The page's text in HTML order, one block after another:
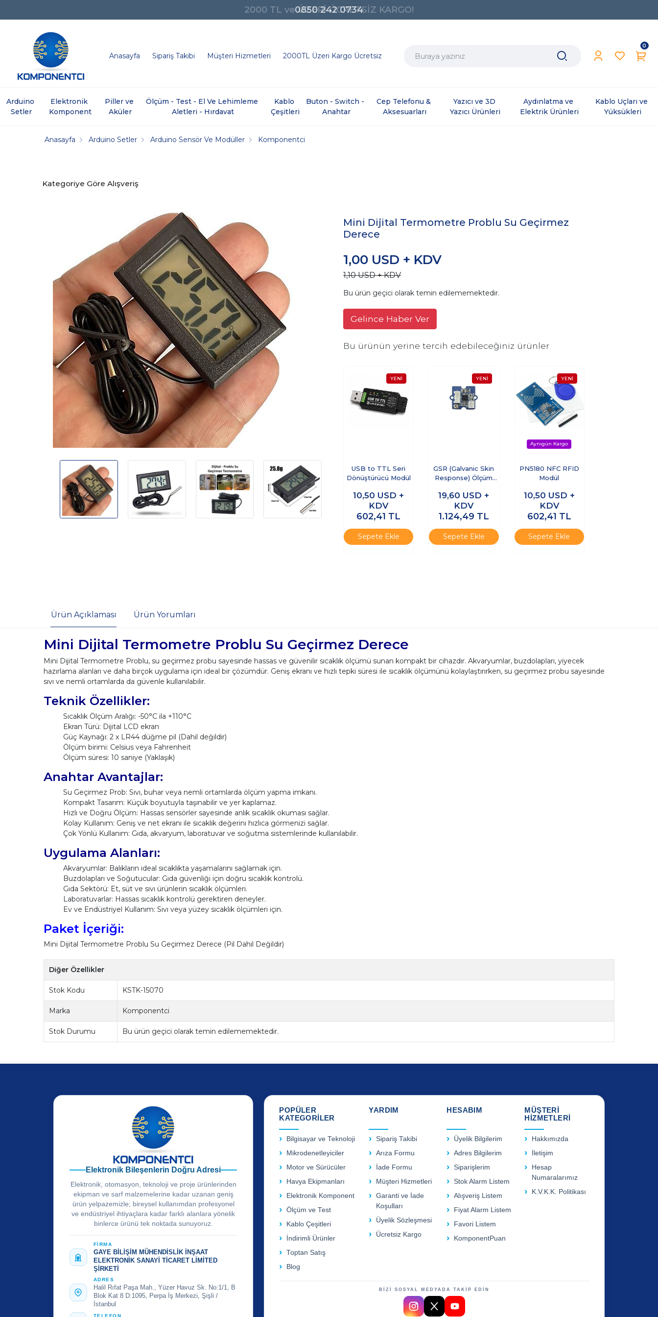
0850 242 0734
Anasayfa Sipariş Takibi Müşteri Hizmetleri 2000TL Üzeri Kargo Ücretsiz
0
Arduino
Setler
Elektronik
Komponent
Piller ve
Aküler
Ölçüm - Test - El Ve Lehimleme
Aletleri - Hırdavat
Kablo
Çeşitleri
Buton - Switch -
Anahtar
Cep Telefonu &
Aksesuarları
Yazıcı ve 3D
Yazıcı Ürünleri
Aydınlatma ve
Elektrik Ürünleri
Kablo Uçları ve
Yüksükleri
Anasayfa Arduino Setler Arduino Sensör Ve Modüller Komponentci
Kategoriye Göre Alışveriş
Mini Dijital Termometre Problu Su Geçirmez
Derece
1,10 USD + KDV
1,00 USD + KDV
Bu ürün geçici olarak temin edilememektedir.
Gelince Haber Ver
Bu ürünün yerine tercih edebileceğiniz ürünler
USB to TTL Seri
Dönüştürücü Modül
10,50 USD +
KDV
602,41 TL
Sepete Ekle
GSR (Galvanic Skin
Response) Ölçüm
Dedektörü
19,60 USD +
KDV
1.124,49 TL
Sepete Ekle
PN5180 NFC RFID
Modül
10,50 USD +
KDV
602,41 TL
Sepete Ekle
Ürün Açıklaması Ürün Yorumları
Mini Dijital Termometre Problu Su Geçirmez Derece
Mini Dijital Termometre Problu, su geçirmez probu sayesinde hassas ve güvenilir sıcaklık ölçümü sunan kompakt bir cihazdır. Akvaryumlar, buzdolapları, yiyecek
hazırlama alanları ve daha birçok uygulama için ideal bir çözümdür. Geniş ekranı ve hızlı tepki süresi ile sıcaklık ölçümünü kolaylaştırırken, su geçirmez probu sayesinde
sıvı ve nemli ortamlarda da güvenle kullanılabilir.
Teknik Özellikler:
Sıcaklık Ölçüm Aralığı: -50°C ila +110°C
Ekran Türü: Dijital LCD ekran
Güç Kaynağı: 2 x LR44 düğme pil (Dahil değildir)
Ölçüm birimi: Celsius veya Fahrenheit
Ölçüm süresi: 10 saniye (Yaklaşık)
Anahtar Avantajlar:
Su Geçirmez Prob: Sıvı, buhar veya nemli ortamlarda ölçüm yapma imkanı.
Kompakt Tasarım: Küçük boyutuyla taşınabilir ve yer kaplamaz.
Hızlı ve Doğru Ölçüm: Hassas sensörler sayesinde anlık sıcaklık okuması sağlar.
Kolay Kullanım: Geniş ve net ekranı ile sıcaklık değerini hızlıca görmenizi sağlar.
Çok Yönlü Kullanım: Gıda, akvaryum, laboratuvar ve soğutma sistemlerinde kullanılabilir.
Uygulama Alanları:
Akvaryumlar: Balıkların ideal sıcaklıkta yaşamalarını sağlamak için.
Buzdolapları ve Soğutucular: Gıda güvenliği için doğru sıcaklık kontrolü.
Gıda Sektörü: Et, süt ve sıvı ürünlerin sıcaklık ölçümleri.
Laboratuvarlar: Hassas sıcaklık kontrolü gerektiren deneyler.
Ev ve Endüstriyel Kullanım: Sıvı veya yüzey sıcaklık ölçümleri için.
Paket İçeriği:
Mini Dijital Termometre Problu Su Geçirmez Derece (Pil Dahil Değildir)
Diğer Özellikler
Stok Kodu KSTK-15070
Marka Komponentci
Stok Durumu Bu ürün geçici olarak temin edilememektedir.
Elektronik Bileşenlerin Doğru Adresi
Elektronik, otomasyon, teknoloji ve proje ürünlerinden
ekipman ve sarf malzemelerine kadar uzanan geniş
ürün yelpazemizle; bireysel kullanımdan profesyonel
ve endüstriyel ihtiyaçlara kadar farklı alanlara yönelik
binlerce ürünü tek noktada sunuyoruz.
FİRMA
GAYE BİLİŞİM MÜHENDİSLİK İNŞAAT
ELEKTRONİK SANAYİ TİCARET LİMİTED
ŞİRKETİ
ADRES
Halil Rıfat Paşa Mah., Yüzer Havuz Sk. No:1/1, B
Blok Kat 8 D:1095, Perpa İş Merkezi, Şişli /
İstanbul
TELEFON
POPÜLER
KATEGORİLER
Bilgisayar ve Teknoloji
Mikrodenetleyiciler
Motor ve Sürücüler
Havya Ekipmanları
Elektronik Komponent
Ölçüm ve Test
Kablo Çeşitleri
İndirimli Ürünler
Toptan Satış
Blog
YARDIM
Sipariş Takibi
Arıza Formu
İade Formu
Müşteri Hizmetleri
Garanti ve İade
Koşulları
Üyelik Sözleşmesi
Ücretsiz Kargo
HESABIM
Üyelik Bilgilerim
Adres Bilgilerim
Siparişlerim
Stok Alarm Listem
Alışveriş Listem
Fiyat Alarm Listem
Favori Listem
KomponentPuan
MÜŞTERİ
HİZMETLERİ
Hakkımızda
İletişim
Hesap
Numaralarımız
K.V.K.K. Politikası
BİZİ SOSYAL MEDYADA TAKİP EDİN